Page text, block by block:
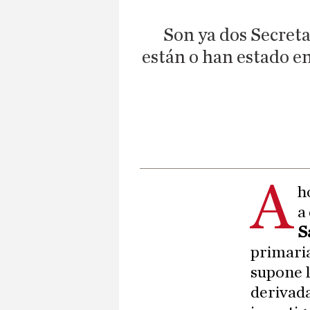
Son ya dos
están o han estado
A a
supone